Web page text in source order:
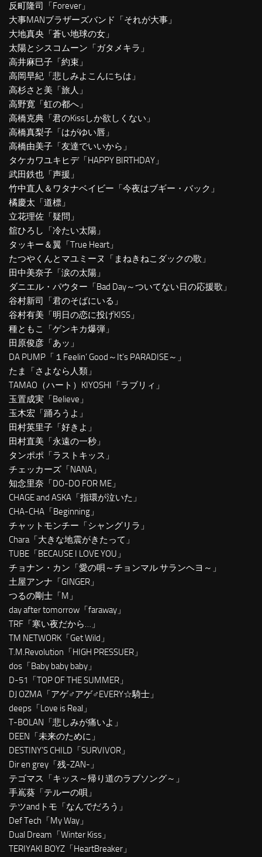
反町隆司「Forever」
大事MANブラザーズバンド「それが大事」
大地真央「蒼い地球の女」
太陽とシスコムーン「ガタメキラ」
高井麻巳子「約束」
高岡早紀「悲しみよこんにちは」
高杉さと美「旅人」
高野寛「虹の都へ」
高橋克典「君のKissしか欲しくない」
高橋真梨子「はがゆい唇」
高橋由美子「友達でいいから」
タケカワユキヒデ「HAPPY BIRTHDAY」
武田鉄也「声援」
竹中直人＆ワタナベイビー「今夜はブギー・バック」
橘慶太「道標」
立花理佐「疑問」
舘ひろし「冷たい太陽」
タッキー＆翼「True Heart」
たつやくんとマユミーヌ「まねきねこダックの歌」
田中美奈子「涙の太陽」
ダニエル・パウター「Bad Day～ついてない日の応援歌」
谷村新司「君のそばにいる」
谷村有美「明日の恋に投げKISS」
種ともこ「ゲンキカ爆弾」
田原俊彦「あッ」
DA PUMP「１Feelin’ Good～It’s PARADISE～」
たま「さよなら人類」
TAMAO（ハート）KIYOSHI「ラブリィ」
玉置成実「Believe」
玉木宏「踊ろうよ」
田村英里子「好きよ」
田村直美「永遠の一秒」
タンポポ「ラストキッス」
チェッカーズ「NANA」
知念里奈「DO-DO FOR ME」
CHAGE and ASKA「指環が泣いた」
CHA-CHA「Beginning」
チャットモンチー「シャングリラ」
Chara「大きな地震がきたって」
TUBE「BECAUSE I LOVE YOU」
チョナン・カン「愛の唄～チョンマル サランヘヨ～」
土屋アンナ「GINGER」
つるの剛士「M」
day after tomorrow「faraway」
TRF「寒い夜だから…」
TM NETWORK「Get Wild」
T.M.Revolution「HIGH PRESSUER」
dos「Baby baby baby」
D-51「TOP OF THE SUMMER」
DJ OZMA「アゲ♂アゲ♂EVERY☆騎士」
deeps「Love is Real」
T-BOLAN「悲しみが痛いよ」
DEEN「未来のために」
DESTINY’S CHILD「SURVIVOR」
Dir en grey「残-ZAN-」
テゴマス「キッス～帰り道のラブソング～」
手嶌葵「テルーの唄」
テツandトモ「なんでだろう」
Def Tech「My Way」
Dual Dream「Winter Kiss」
TERIYAKI BOYZ「HeartBreaker」